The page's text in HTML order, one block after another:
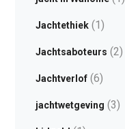
Jachtethiek(1)
Jachtsaboteurs (2)
Jachtverlof(6)
jachtwetgeving (3)